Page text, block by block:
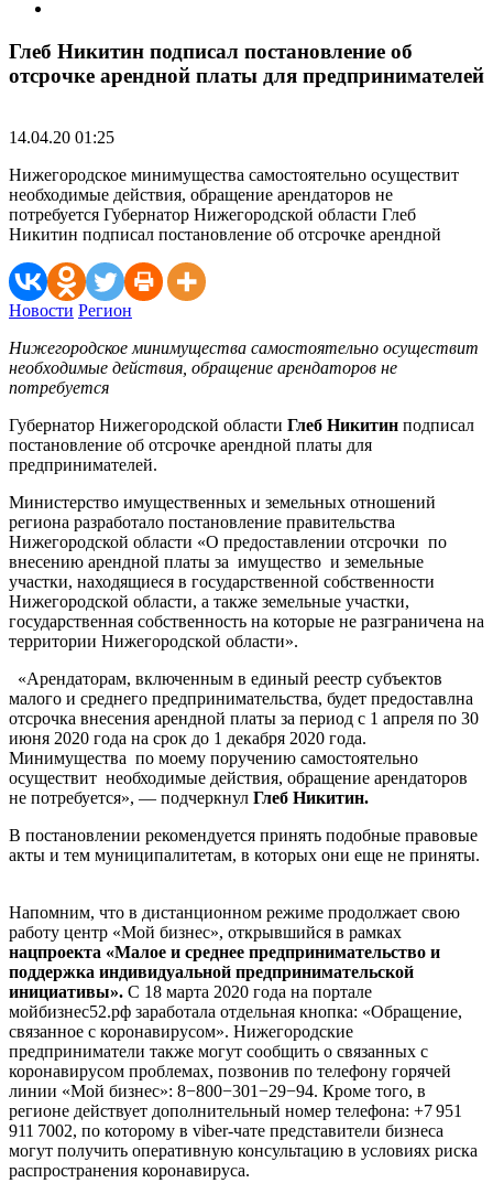
Глеб Никитин подписал постановление об
отсрочке арендной платы для предпринимателей
14.04.20 01:25
Нижегородское минимущества самостоятельно осуществит
необходимые действия, обращение арендаторов не
потребуется Губернатор Нижегородской области Глеб
Никитин подписал постановление об отсрочке арендной
Новости Регион
Нижегородское минимущества самостоятельно осуществит
необходимые действия, обращение арендаторов не
потребуется
Губернатор Нижегородской области Глеб Никитин подписал
постановление об отсрочке арендной платы для
предпринимателей.
Министерство имущественных и земельных отношений
региона разработало постановление правительства
Нижегородской области «О предоставлении отсрочки по
внесению арендной платы за имущество и земельные
участки, находящиеся в государственной собственности
Нижегородской области, а также земельные участки,
государственная собственность на которые не разграничена на
территории Нижегородской области».
«Арендаторам, включенным в единый реестр субъектов
малого и среднего предпринимательства, будет предоставлна
отсрочка внесения арендной платы за период с 1 апреля по 30
июня 2020 года на срок до 1 декабря 2020 года.
Минимущества по моему поручению самостоятельно
осуществит необходимые действия, обращение арендаторов
не потребуется», — подчеркнул Глеб Никитин.
В постановлении рекомендуется принять подобные правовые
акты и тем муниципалитетам, в которых они еще не приняты.
Напомним, что в дистанционном режиме продолжает свою
работу центр «Мой бизнес», открывшийся в рамках
нацпроекта «Малое и среднее предпринимательство и
поддержка индивидуальной предпринимательской
инициативы». С 18 марта 2020 года на портале
мойбизнес52.рф заработала отдельная кнопка: «Обращение,
связанное с коронавирусом». Нижегородские
предприниматели также могут сообщить о связанных с
коронавирусом проблемах, позвонив по телефону горячей
линии «Мой бизнес»: 8−800−301−29−94. Кроме того, в
регионе действует дополнительный номер телефона: +7 951
911 7002, по которому в viber-чате представители бизнеса
могут получить оперативную консультацию в условиях риска
распространения коронавируса.